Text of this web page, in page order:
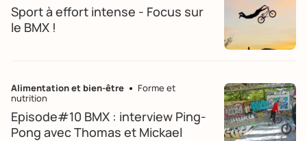
Sport à effort intense - Focus sur
le BMX !
Alimentation et bien-être
Forme et
nutrition
Episode#10 BMX : interview Ping-
Pong avec Thomas et Mickael